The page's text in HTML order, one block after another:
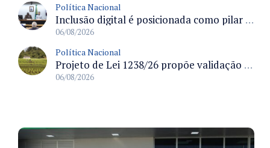
Política Nacional
Inclusão digital é posicionada como pilar essencial da reurbanização de favelas e periferias
06/08/2026
Política Nacional
Projeto de Lei 1238/26 propõe validação automática do Cadastro Ambiental Rural para imóveis de até quatro módulos fiscais
06/08/2026